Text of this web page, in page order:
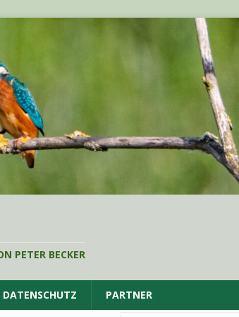
PETER BECKER
DATENSCHUTZ PARTNER